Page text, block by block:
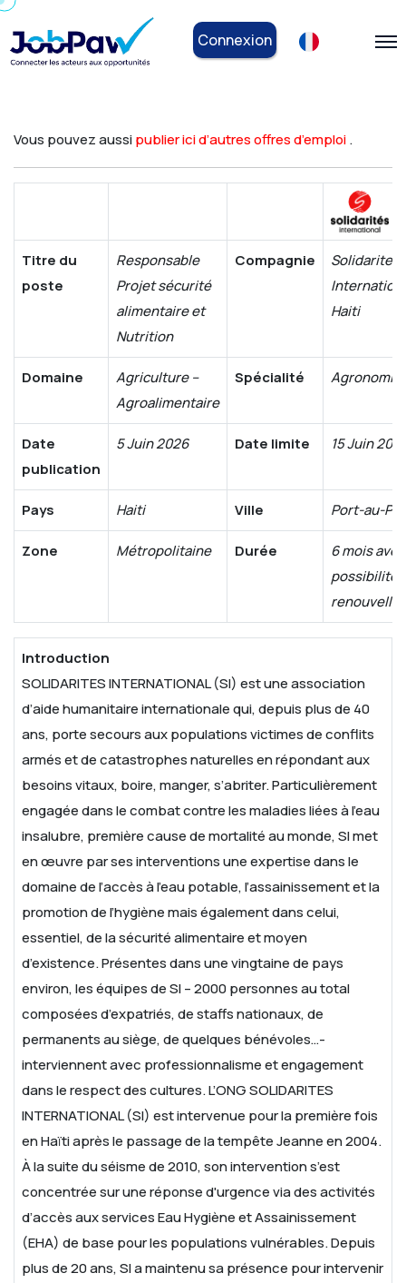
Connexion
Vous pouvez aussipublier ici d’autres offres d’emploi.
Titre du
poste
Responsable
Projet sécurité
alimentaire et
Nutrition
Compagnie
Solidarites
Haiti
Domaine
Agriculture –
Agroalimentaire
Spécialité Agronomie
Date
publication
5 Juin 2026 Date limite 15 Juin
Pays Haiti Ville Port-au-
Zone Métropolitaine Durée
6 mois avec
possibilité
Introduction
SOLIDARITES INTERNATIONAL (SI) est une association
d’aide humanitaire internationale qui, depuis plus de 40
ans, porte secours aux populations victimes de conflits
armés et de catastrophes naturelles en répondant aux
besoins vitaux, boire, manger, s’abriter. Particulièrement
engagée dans le combat contre les maladies liées à l’eau
insalubre, première cause de mortalité au monde, SI met
en œuvre par ses interventions une expertise dans le
domaine de l’accès à l’eau potable, l’assainissement et la
promotion de l’hygiène mais également dans celui,
essentiel, de la sécurité alimentaire et moyen
d’existence. Présentes dans une vingtaine de pays
environ, les équipes de SI – 2000 personnes au total
composées d’expatriés, de staffs nationaux, de
permanents au siège, de quelques bénévoles…-
interviennent avec professionnalisme et engagement
dans le respect des cultures.L’ONG SOLIDARITES
INTERNATIONAL (SI) est intervenue pour la première fois
en Haïti après le passage de la tempête Jeanne en 2004.
À la suite du séisme de 2010, son intervention s’est
concentrée sur une réponse d'urgence via des activités
d’accès aux services Eau Hygiène et Assainissement
(EHA) de base pour les populations vulnérables. Depuis
plus de 20 ans, SI a maintenu sa présence pour intervenir